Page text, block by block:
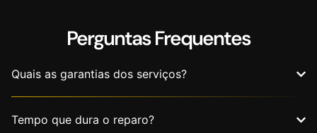
Perguntas Frequentes
Quais as garantias dos serviços?
Tempo que dura o reparo?